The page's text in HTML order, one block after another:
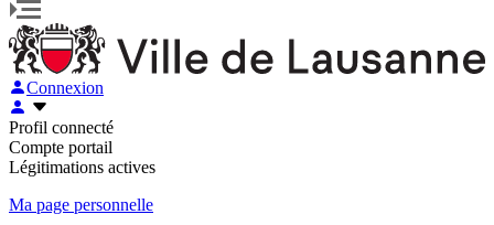
Connexion
Profil connecté
Compte portail
Légitimations actives
Ma page personnelle